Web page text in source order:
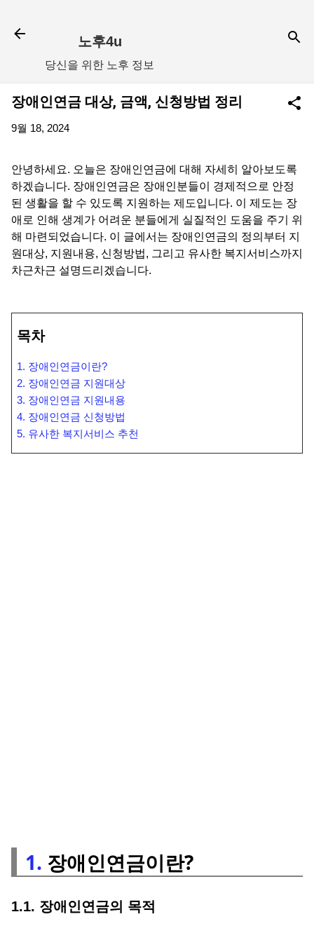
노후4u
당신을 위한 노후 정보
장애인연금 대상, 금액, 신청방법 정리
9월 18, 2024
안녕하세요. 오늘은 장애인연금에 대해 자세히 알아보도록
하겠습니다. 장애인연금은 장애인분들이 경제적으로 안정
된 생활을 할 수 있도록 지원하는 제도입니다. 이 제도는 장
애로 인해 생계가 어려운 분들에게 실질적인 도움을 주기 위
해 마련되었습니다. 이 글에서는 장애인연금의 정의부터 지
원대상, 지원내용, 신청방법, 그리고 유사한 복지서비스까지
차근차근 설명드리겠습니다.
목차
1. 장애인연금이란?
2. 장애인연금 지원대상
3. 장애인연금 지원내용
4. 장애인연금 신청방법
5. 유사한 복지서비스 추천
1. 장애인연금이란?
1.1. 장애인연금의 목적